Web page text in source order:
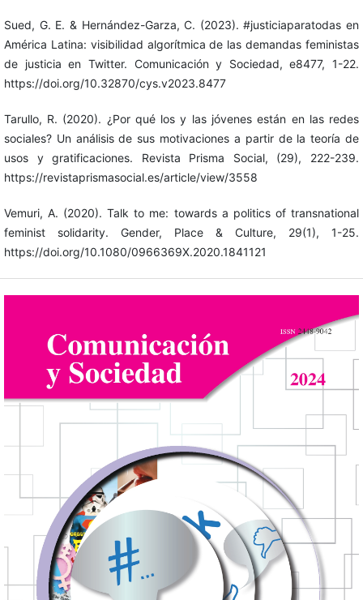
Sued, G. E. & Hernández-Garza, C. (2023). #justiciaparatodas en
América Latina: visibilidad algorítmica de las demandas feministas
de justicia en Twitter. Comunicación y Sociedad, e8477, 1-22.
https://doi.org/10.32870/cys.v2023.8477
Tarullo, R. (2020). ¿Por qué los y las jóvenes están en las redes
sociales? Un análisis de sus motivaciones a partir de la teoría de
usos y gratificaciones. Revista Prisma Social, (29), 222-239.
https://revistaprismasocial.es/article/view/3558
Vemuri, A. (2020). Talk to me: towards a politics of transnational
feminist solidarity. Gender, Place & Culture, 29(1), 1-25.
https://doi.org/10.1080/0966369X.2020.1841121